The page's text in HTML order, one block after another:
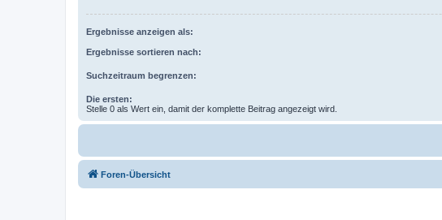
Ergebnisse anzeigen als:
Ergebnisse sortieren nach:
Suchzeitraum begrenzen:
Die ersten:
Stelle 0 als Wert ein, damit der komplette Beitrag angezeigt wird.
Foren-Übersicht